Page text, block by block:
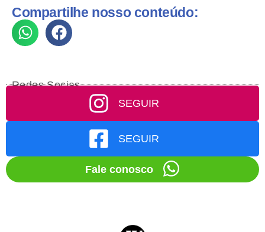
Compartilhe nosso conteúdo:
Redes Socias
SEGUIR
SEGUIR
Fale conosco